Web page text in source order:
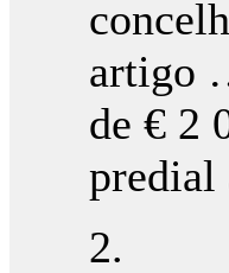
artigo
de € 2
predial
2.